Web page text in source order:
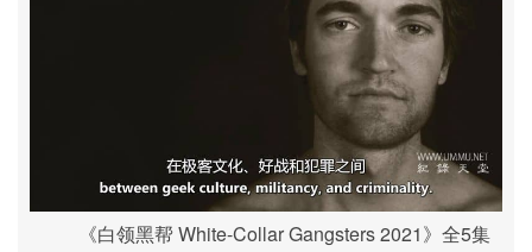
《白领黑帮 White-Collar Gangsters 2021》全5集